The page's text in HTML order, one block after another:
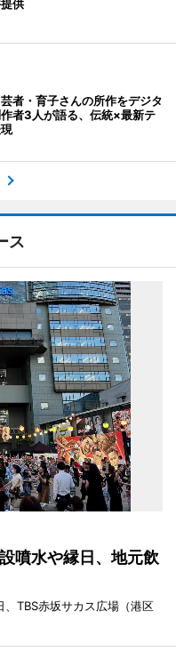
供
者・育子さんの所作をデジタ
者3人が語る、伝統×最新テ
ス
噴水や縁日、地元飲
TBS赤坂サカス広場（港区